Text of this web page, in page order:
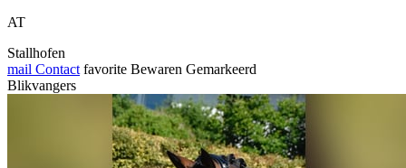
AT
Stallhofen
mail Contact favorite Bewaren Gemarkeerd
Blikvangers